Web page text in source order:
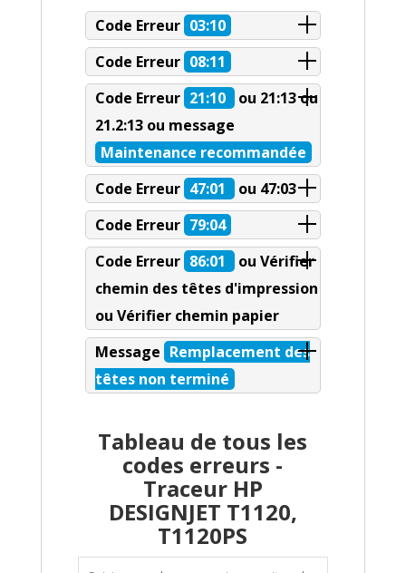
Code Erreur 03:10
Code Erreur 08:11
Code Erreur 21:10
ou 21:13 ou
21.2:13 ou message
Maintenance recommandée
Code Erreur 47:01
ou 47:03
Code Erreur 79:04
Code Erreur 86:01
ou Vérifier
chemin des têtes d'impression
ou Vérifier chemin papier
Message Remplacement des
têtes non terminé
Tableau de tous les
codes erreurs -
Traceur HP
DESIGNJET T1120,
T1120PS